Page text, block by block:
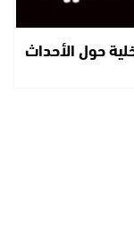
حول الأحداث